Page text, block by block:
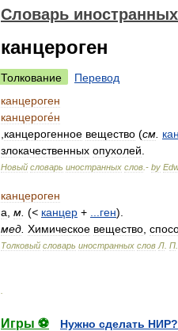
Словарь
канцероген
Толкование
Перевод
канцероген
канцероге́н
канцерогенное вещество (см
злокачественных опухолей
Новый словарь иностранных слов .- by
канцероген
а м (< канцер + ген).
мед Химическое вещество
Толковый словарь иностранных слов Л П
Игры ⚽
Нужно сделать НИР?